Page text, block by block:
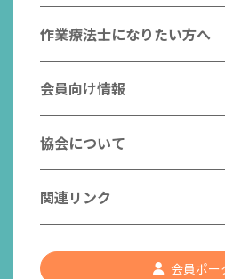
作業療法とは
作業療法士とは
はたらく作業療法士
作業療法士のスゴ技
作業療法士の支援を受ける
チームの中で活躍する作業療法士
認知症の方への作業療法
作業療法士になりたい方へ
作業療法士になるには
作業療法士として活躍する先輩
こんなところで活躍！作業療法士
作業療法士養成校一覧
入会案内
会員向け情報
協会からのお知らせ
研修会一覧
日本作業療法学会
協会について
会長挨拶
社員名簿
関連リンク
都道府県作業療法士会 会員ポー